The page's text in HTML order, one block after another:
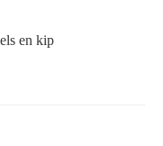
en kip